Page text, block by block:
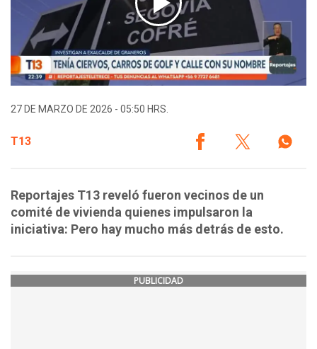
27 DE MARZO DE 2026 - 05:50 HRS.
T13
Reportajes T13 reveló fueron vecinos de un
comité de vivienda quienes impulsaron la
iniciativa: Pero hay mucho más detrás de esto.
PUBLICIDAD